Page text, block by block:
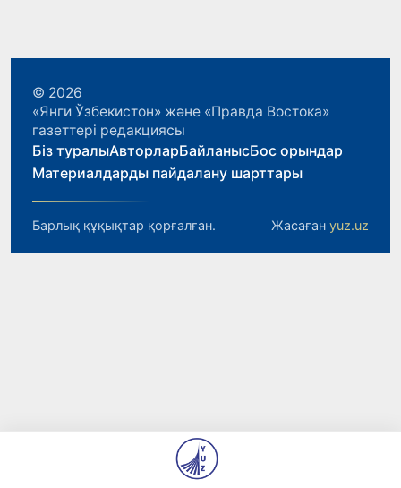
© 2026
«Янги Ўзбекистон» және «Правда Востока»
газеттері редакциясы
Біз туралыАвторларБайланысБос орындар
Материалдарды пайдалану шарттары
Барлық құқықтар қорғалған. Жасаған yuz.uz